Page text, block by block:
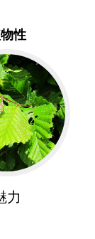
性
力